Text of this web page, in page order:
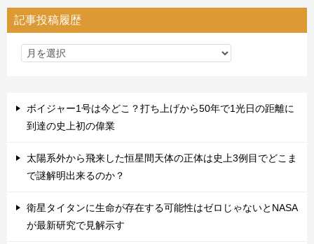
記事投稿履歴
ボイジャー1号は今どこ？打ち上げから50年で1光日の距離に
到達の史上初の偉業
太陽系外から飛来した恒星間天体の正体は史上3例目でどこま
で謎解明出来るのか？
衛星タイタンに生命が存在する可能性はゼロじゃないとNASA
が最新研究で見解示す